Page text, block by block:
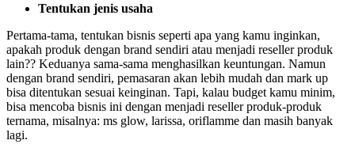
Tentukan jenis usaha
Pertama-tama, tentukan bisnis seperti apa yang kamu inginkan,
apakah produk dengan brand sendiri atau menjadi reseller produk
lain?? Keduanya sama-sama menghasilkan keuntungan. Namun
dengan brand sendiri, pemasaran akan lebih mudah dan mark up
bisa ditentukan sesuai keinginan. Tapi, kalau budget kamu minim,
bisa mencoba bisnis ini dengan menjadi reseller produk-produk
ternama, misalnya: ms glow, larissa, oriflamme dan masih banyak
lagi.